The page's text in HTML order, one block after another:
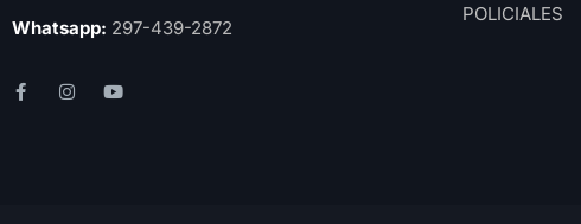
Whatsapp: 297-439-2872
POLICIALES